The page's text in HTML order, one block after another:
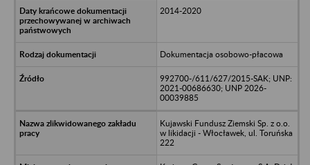
2014-2020
Dokumentacja osobowo-płacowa
992700-/611/627/2015-SAK; UNP:
2021-00686630; UNP 2026-
00039885
Kujawski Fundusz Ziemski Sp. z o.o.
w likidacji - Włocławek, ul. Toruńska
222